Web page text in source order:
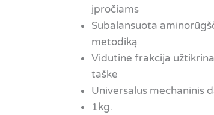
įpročiams
Subalansuota
metodiką
Vidutinė frakcija
taške
Universalus mechaninis
1kg.